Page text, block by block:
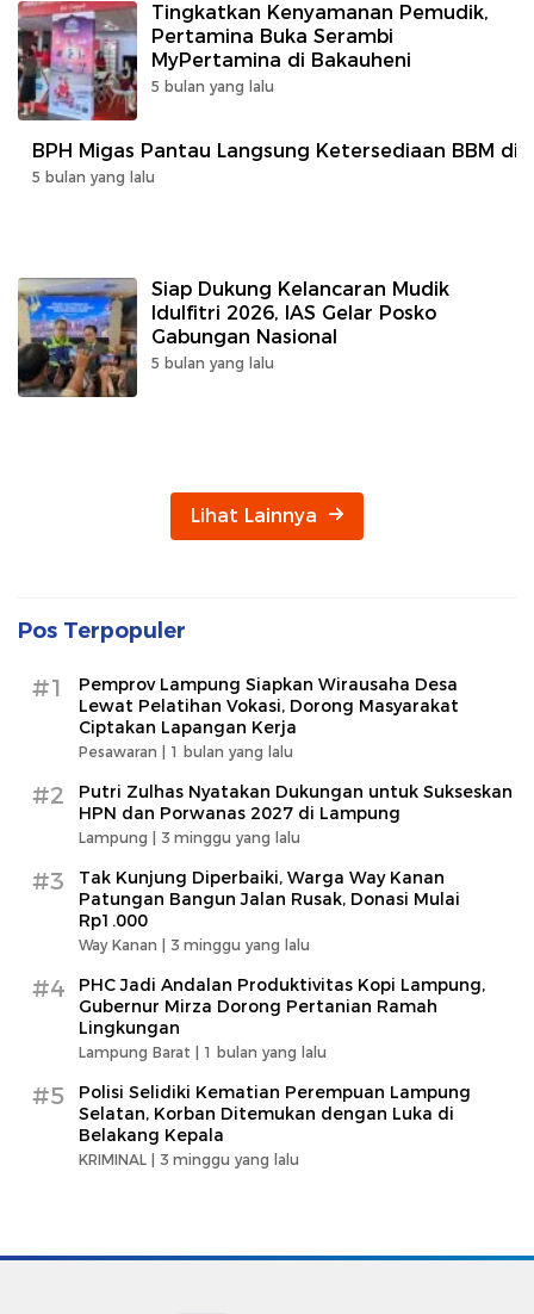
Tingkatkan Kenyamanan Pemudik,
Pertamina Buka Serambi
MyPertamina di Bakauheni
5 bulan yang lalu
BPH Migas Pantau Langsung Ketersediaan BBM
5 bulan yang lalu
Siap Dukung Kelancaran Mudik
Idulfitri 2026, IAS Gelar Posko
Gabungan Nasional
5 bulan yang lalu
Lihat Lainnya
Pos Terpopuler
#1
Pemprov Lampung Siapkan Wirausaha Desa
Lewat Pelatihan Vokasi, Dorong Masyarakat
Ciptakan Lapangan Kerja
Pesawaran | 1 bulan yang lalu
#2
Putri Zulhas Nyatakan Dukungan untuk Sukseskan
HPN dan Porwanas 2027 di Lampung
Lampung | 3 minggu yang lalu
#3
Tak Kunjung Diperbaiki, Warga Way Kanan
Patungan Bangun Jalan Rusak, Donasi Mulai
Rp1.000
Way Kanan | 3 minggu yang lalu
#4
PHC Jadi Andalan Produktivitas Kopi Lampung,
Gubernur Mirza Dorong Pertanian Ramah
Lingkungan
Lampung Barat | 1 bulan yang lalu
#5
Polisi Selidiki Kematian Perempuan Lampung
Selatan, Korban Ditemukan dengan Luka di
Belakang Kepala
KRIMINAL | 3 minggu yang lalu